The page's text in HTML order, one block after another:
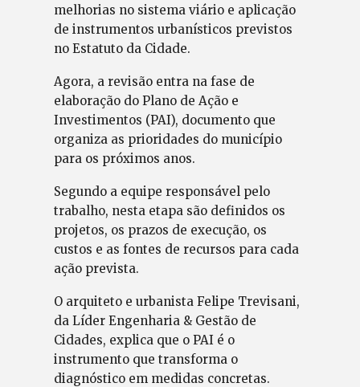
melhorias no sistema viário e aplicação
de instrumentos urbanísticos previstos
no Estatuto da Cidade.
Agora, a revisão entra na fase de
elaboração do Plano de Ação e
Investimentos (PAI), documento que
organiza as prioridades do município
para os próximos anos.
Segundo a equipe responsável pelo
trabalho, nesta etapa são definidos os
projetos, os prazos de execução, os
custos e as fontes de recursos para cada
ação prevista.
O arquiteto e urbanista Felipe Trevisani,
da Líder Engenharia & Gestão de
Cidades, explica que o PAI é o
instrumento que transforma o
diagnóstico em medidas concretas.